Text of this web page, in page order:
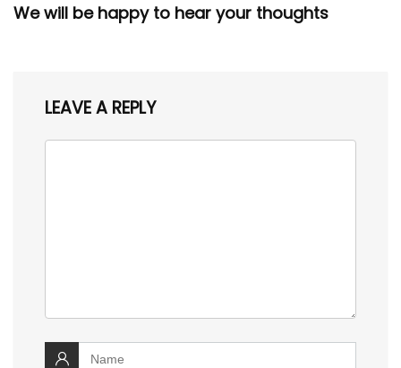
We will be happy to hear your thoughts
LEAVE A REPLY